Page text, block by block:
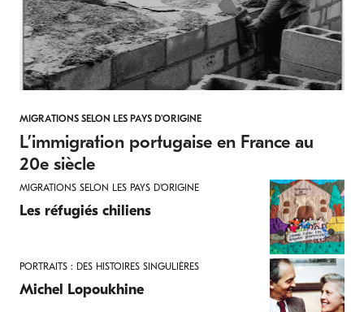
MIGRATIONS SELON LES PAYS D'ORIGINE
L’immigration portugaise en France au
20e siècle
MIGRATIONS SELON LES PAYS D'ORIGINE
Les réfugiés chiliens
PORTRAITS : DES HISTOIRES SINGULIÈRES
Michel Lopoukhine